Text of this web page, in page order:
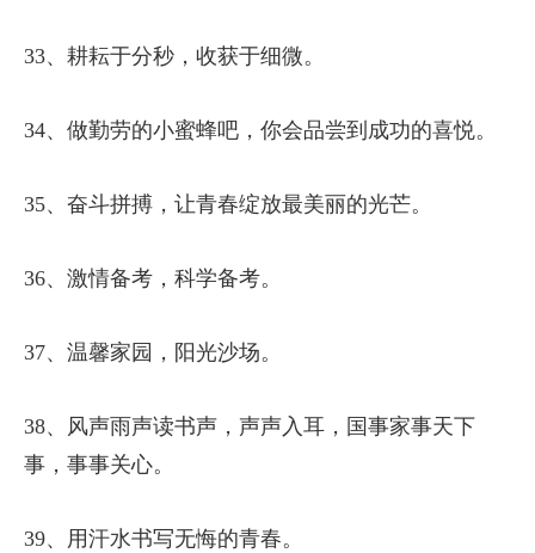
33、耕耘于分秒，收获于细微。
34、做勤劳的小蜜蜂吧，你会品尝到成功的喜悦。
35、奋斗拼搏，让青春绽放最美丽的光芒。
36、激情备考，科学备考。
37、温馨家园，阳光沙场。
38、风声雨声读书声，声声入耳，国事家事天下
事，事事关心。
39、用汗水书写无悔的青春。